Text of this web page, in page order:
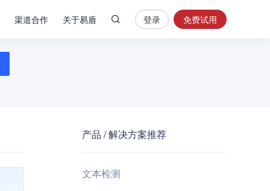
渠道合作 关于易盾
安
全
登录 免费试用
产品 / 解决方案推荐
文本检测